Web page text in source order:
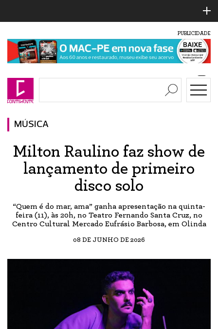
PUBLICIDADE
MÚSICA
Milton Raulino faz show de
lançamento de primeiro
disco solo
“Quem é do mar, ama” ganha apresentação na quinta-
feira (11), às 20h, no Teatro Fernando Santa Cruz, no
Centro Cultural Mercado Eufrásio Barbosa, em Olinda
08 DE JUNHO DE 2026